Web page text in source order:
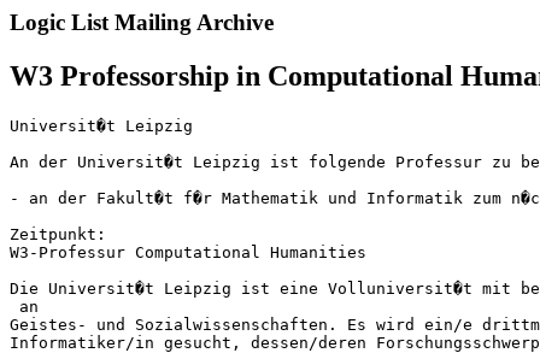
Logic List Mailing Archive
W3 Professorship in Computational
Universit�t Leipzig
An der Universit�t Leipzig ist folgende Professur zu
- an der Fakult�t f�r Mathematik und Informatik zum
Zeitpunkt:
W3-Professur Computational Humanities
Die Universit�t Leipzig ist eine Volluniversit�t mit
an
Geistes- und Sozialwissenschaften. Es wird ein/e
Informatiker/in gesucht, dessen/deren